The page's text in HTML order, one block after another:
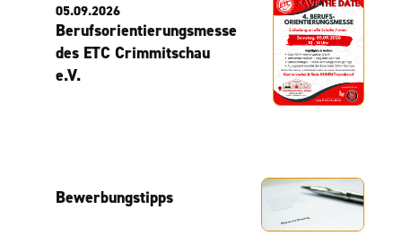
05.09.2026
Berufsorientierungsmesse
des ETC Crimmitschau
e.V.
Bewerbungstipps